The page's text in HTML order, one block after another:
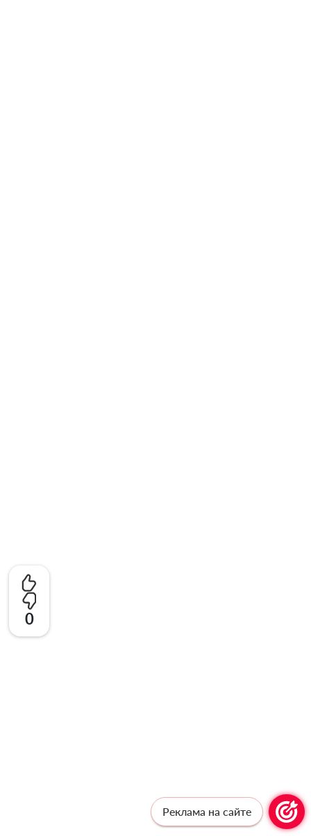
0
Реклама на сайте